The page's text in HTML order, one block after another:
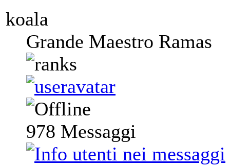
koala
Grande Maestro Ramas
978 Messaggi